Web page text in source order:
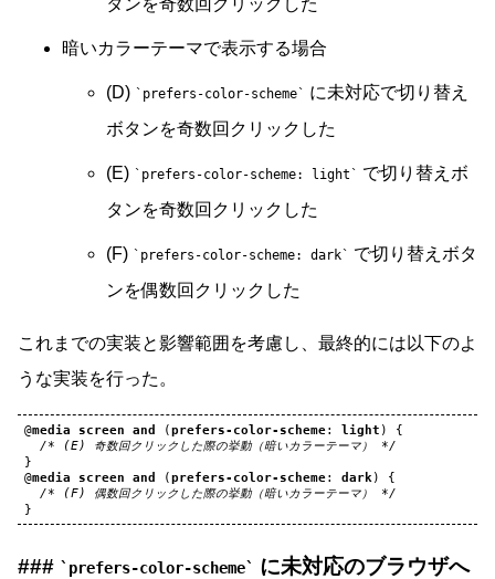
タンを奇数回クリックした
暗いカラーテーマで表示する場合
(D) prefers-color-scheme
に未対応で切り替え
ボタンを奇数回クリックした
(E) prefers-color-scheme: light
で切り替えボ
タンを奇数回クリックした
(F) prefers-color-scheme: dark
で切り替えボタ
ンを偶数回クリックした
これまでの実装と影響範囲を考慮し、最終的には以下のよ
うな実装を行った。
@media screen and ( prefers-color-scheme: light )
{
/* (E) 奇数回クリックした際の挙動（暗いカラーテーマ） */
}
@media screen and ( prefers-color-scheme: dark )
{
/* (F) 偶数回クリックした際の挙動（暗いカラーテーマ） */
}
prefers-color-scheme に未対応のブラウザへ